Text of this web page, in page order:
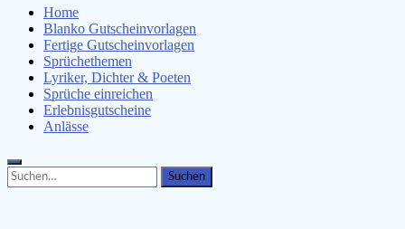
Home
Blanko Gutscheinvorlagen
Fertige Gutscheinvorlagen
Sprüchethemen
Lyriker, Dichter & Poeten
Sprüche einreichen
Erlebnisgutscheine
Anlässe
Search
for:
Search